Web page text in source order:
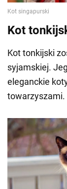
Kot
Kot tonkijski
syjamskiej.
eleganckie
towarzyszami.